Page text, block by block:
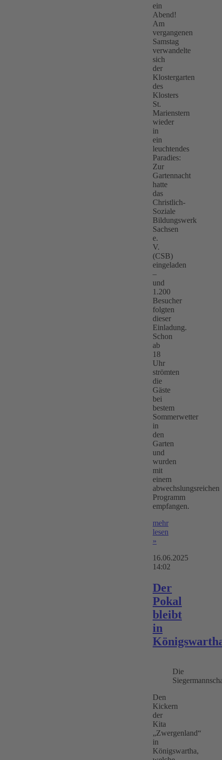
ein
Abend!
Am
vergangenen
Samstag
verwandelte
sich
der
Klostergarten
des
Klosters
St.
Marienstern
wieder
in
ein
leuchtendes
Paradies:
Zur
Gartennacht
hatte
das
Christlich-
Soziale
Bildungswerk
Sachsen
e.
V.
(CSB)
eingeladen
–
und
1.200
Besucher
folgten
dieser
Einladung.
Schon
ab
18
Uhr
strömten
die
Gäste
bei
bestem
Sommerwetter
in
den
Garten
und
wurden
mit
einem
abwechslungsreichen
Programm
empfangen.
mehr
lesen
»
16.06.2025
14:02
Der
Pokal
bleibt
in
Die
Den
Kickern
der
Kita
„Zwergenland“
in
Königswartha,